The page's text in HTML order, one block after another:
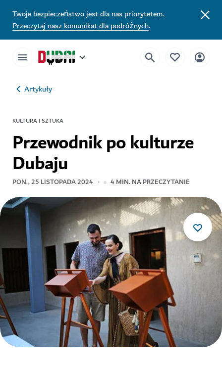
Twoje bezpieczeństwo jest dla nas priorytetem.
Przeczytaj nasz komunikat dla podróżnych.
Artykuły
KULTURA I SZTUKA
Przewodnik po kulturze
Dubaju
PON., 25 LISTOPADA 2024 4MIN. NA PRZECZYTANIE